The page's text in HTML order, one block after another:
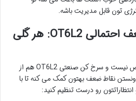
تون قابل مدیریت باشه.
معایب و نقاط ضعف احتمالی OT6L2: هر گلی
هیچ محصولی بی عیب و نقص نیست و سرخ کن صنعتی OT6L2 هم از
نقاط ضعف بهتون کمک می کنه تا با
رو درست تنظیم کنید: